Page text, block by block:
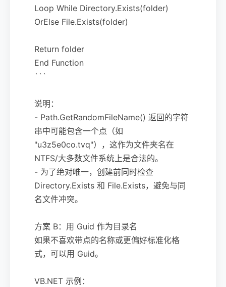
Loop While Directory.Exists(folder)
OrElse File.Exists(folder)
Return folder
End Function
```
说明：
- Path.GetRandomFileName() 返回的字符
串中可能包含一个点（如
"u3z5e0co.tvq"），这作为文件夹名在
NTFS/大多数文件系统上是合法的。
- 为了绝对唯一，创建前同时检查
Directory.Exists 和 File.Exists，避免与同
名文件冲突。
方案 B：用 Guid 作为目录名
如果不喜欢带点的名称或更偏好标准化格
式，可以用 Guid。
VB.NET 示例：